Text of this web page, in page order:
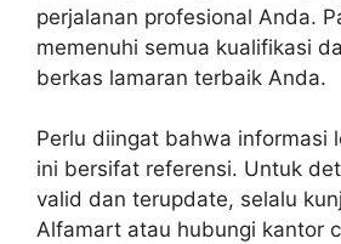
perjalanan profesional Anda.
memenuhi semua kualifikasi
berkas lamaran terbaik Anda.
Perlu diingat bahwa informasi
ini bersifat referensi. Untuk
valid dan terupdate, selalu
Alfamart atau hubungi kantor